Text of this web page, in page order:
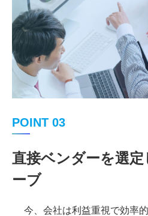
POINT 03
直接ベンダーを選
ーブ
今、会社は利益重視で効率